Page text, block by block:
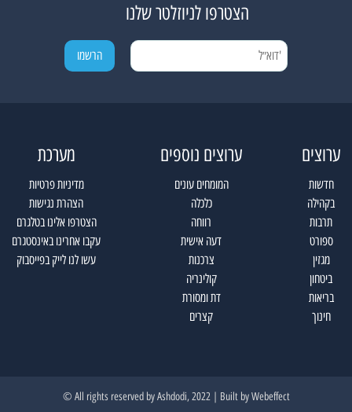
הצטרפו לניוזלטר שלנו
ערוצים
חדשות
בקהילה
תרבות
ספורט
מגזין
ביטחון
בריאות
חינוך
ערוצים נוספים
המומחים עונים
כלכלה
רווחה
דעה אישית
צרכנות
קולינריה
דת ומסורת
קצרים
מערכת
מדיניות פרטיות
הצהרת נגישות
הצטרפו אלינו בטלגרם
עקבו אחרינו באינסטגרם
עשו לנו לייק בפייסבוק
All rights reserved by Ashdodi, 2022 | Built byWebeffect ©